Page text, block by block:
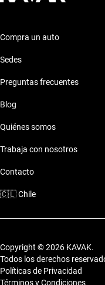
Compra un auto
Sedes
Preguntas frecuentes
Blog
Quiénes somos
Trabaja con nosotros
Contacto
🇨🇱Chile
Copyright © 2026 KAVAK.
Todos los derechos
Políticas de Privacidad
Términos y Condiciones